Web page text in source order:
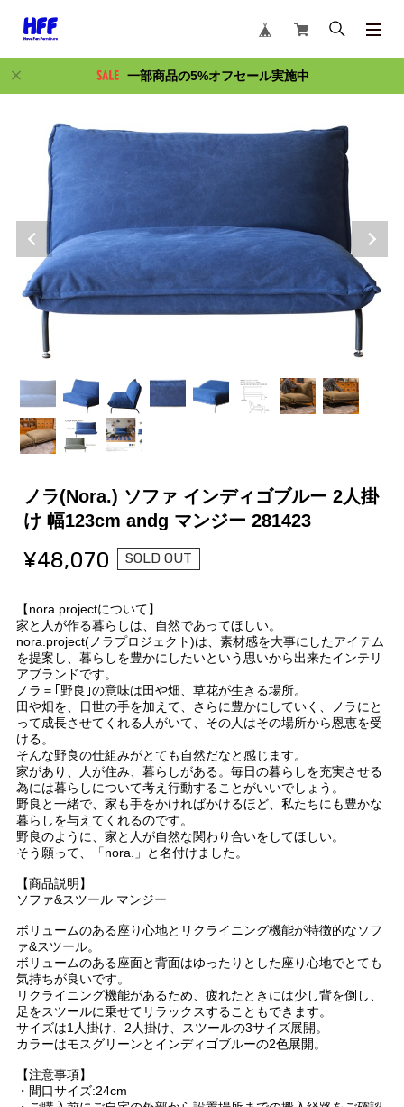
一部商品の5%オフセール実施中
ノラ(Nora.) ソファ インディゴブルー 2人掛
け 幅123cm andg マンジー 281423
¥48,070 SOLD OUT
【nora.projectについて】
家と人が作る暮らしは、自然であってほしい。
nora.project(ノラプロジェクト)は、素材感を大事にしたアイテム
を提案し、暮らしを豊かにしたいという思いから出来たインテリ
アブランドです。
ノラ＝｢野良｣の意味は田や畑、草花が生きる場所。
田や畑を、日世の手を加えて、さらに豊かにしていく、ノラにと
って成長させてくれる人がいて、その人はその場所から恩恵を受
ける。
そんな野良の仕組みがとても自然だなと感じます。
家があり、人が住み、暮らしがある。毎日の暮らしを充実させる
為には暮らしについて考え行動することがいいでしょう。
野良と一緒で、家も手をかければかけるほど、私たちにも豊かな
暮らしを与えてくれるのです。
野良のように、家と人が自然な関わり合いをしてほしい。
そう願って、「nora.」と名付けました。
【商品説明】
ソファ&スツール マンジー
ボリュームのある座り心地とリクライニング機能が特徴的なソフ
ァ&スツール。
ボリュームのある座面と背面はゆったりとした座り心地でとても
気持ちが良いです。
リクライニング機能があるため、疲れたときには少し背を倒し、
足をスツールに乗せてリラックスすることもできます。
サイズは1人掛け、2人掛け、スツールの3サイズ展開。
カラーはモスグリーンとインディゴブルーの2色展開。
【注意事項】
・間口サイズ:24cm